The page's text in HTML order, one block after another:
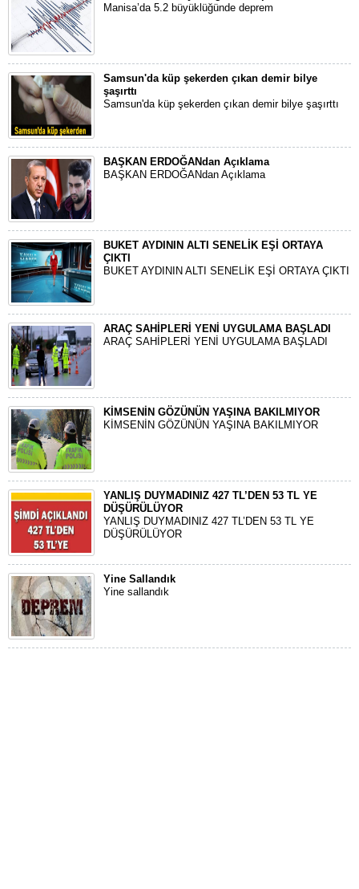
Manisa’da 5.2 büyüklüğünde deprem
Samsun'da küp şekerden çıkan demir bilye
şaşırttı
Samsun'da küp şekerden çıkan demir bilye şaşırttı
BAŞKAN ERDOĞANdan Açıklama
BAŞKAN ERDOĞANdan Açıklama
BUKET AYDININ ALTI SENELİK EŞİ ORTAYA
ÇIKTI
BUKET AYDININ ALTI SENELİK EŞİ ORTAYA ÇIKTI
ARAÇ SAHİPLERİ YENİ UYGULAMA BAŞLADI
ARAÇ SAHİPLERİ YENİ UYGULAMA BAŞLADI
KİMSENİN GÖZÜNÜN YAŞINA BAKILMIYOR
KİMSENİN GÖZÜNÜN YAŞINA BAKILMIYOR
YANLIŞ DUYMADINIZ 427 TL’DEN 53 TL YE
DÜŞÜRÜLÜYOR
YANLIŞ DUYMADINIZ 427 TL’DEN 53 TL YE
DÜŞÜRÜLÜYOR
Yine Sallandık
Yine sallandık